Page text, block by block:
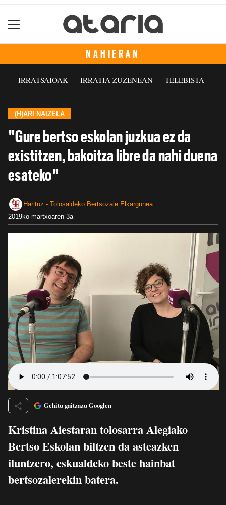
NAHIERAN
IRRATSAIOAK IRRATIA ZUZENEAN TELEBISTA
(H)ARI NAIZELA
"Gure bertso eskolan juzkua ez da
existitzen, bakoitza libre da nahi duena
esateko"
Harituz - Tolosaldeko Bertsozale Elkargunea
2019ko martxoaren 3a
Gehitu gaitzazu Googlen
Kristina Aiestaran tolosarra Alegiako
Bertso Eskolan biltzen da asteazken
iluntzero, eskualdeko beste hainbat
bertsozalerekin batera.